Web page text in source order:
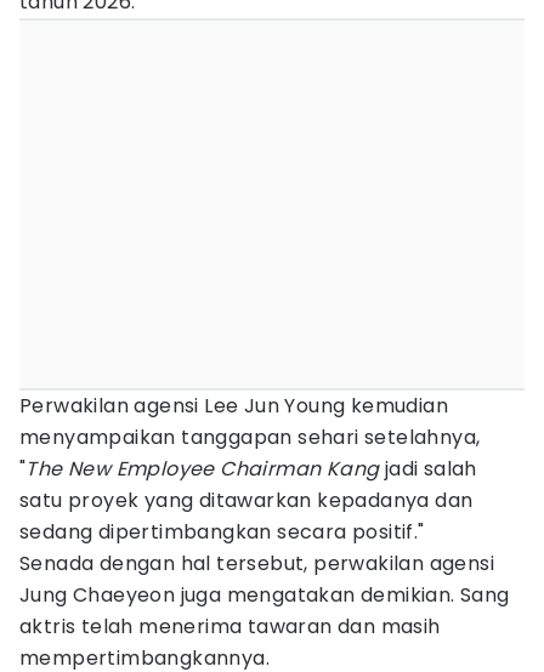
Perwakilan agensi Lee Jun Young kemudian
menyampaikan tanggapan sehari setelahnya,
"The New Employee Chairman Kangjadi salah
satu proyek yang ditawarkan kepadanya dan
sedang dipertimbangkan secara positif."
Senada dengan hal tersebut, perwakilan agensi
Jung Chaeyeon juga mengatakan demikian. Sang
aktris telah menerima tawaran dan masih
mempertimbangkannya.